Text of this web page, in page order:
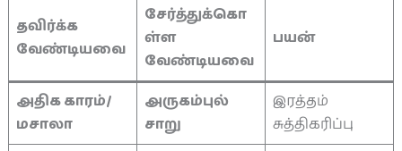
தவிர்க்க
வேண்டியவை
சேர்த்துக்கொ
ள்ள
வேண்டியவை
பயன்
அதிக காரம்/
மசாலா
அருகம்புல்
சாறு
இரத்தம்
சுத்திகரிப்பு